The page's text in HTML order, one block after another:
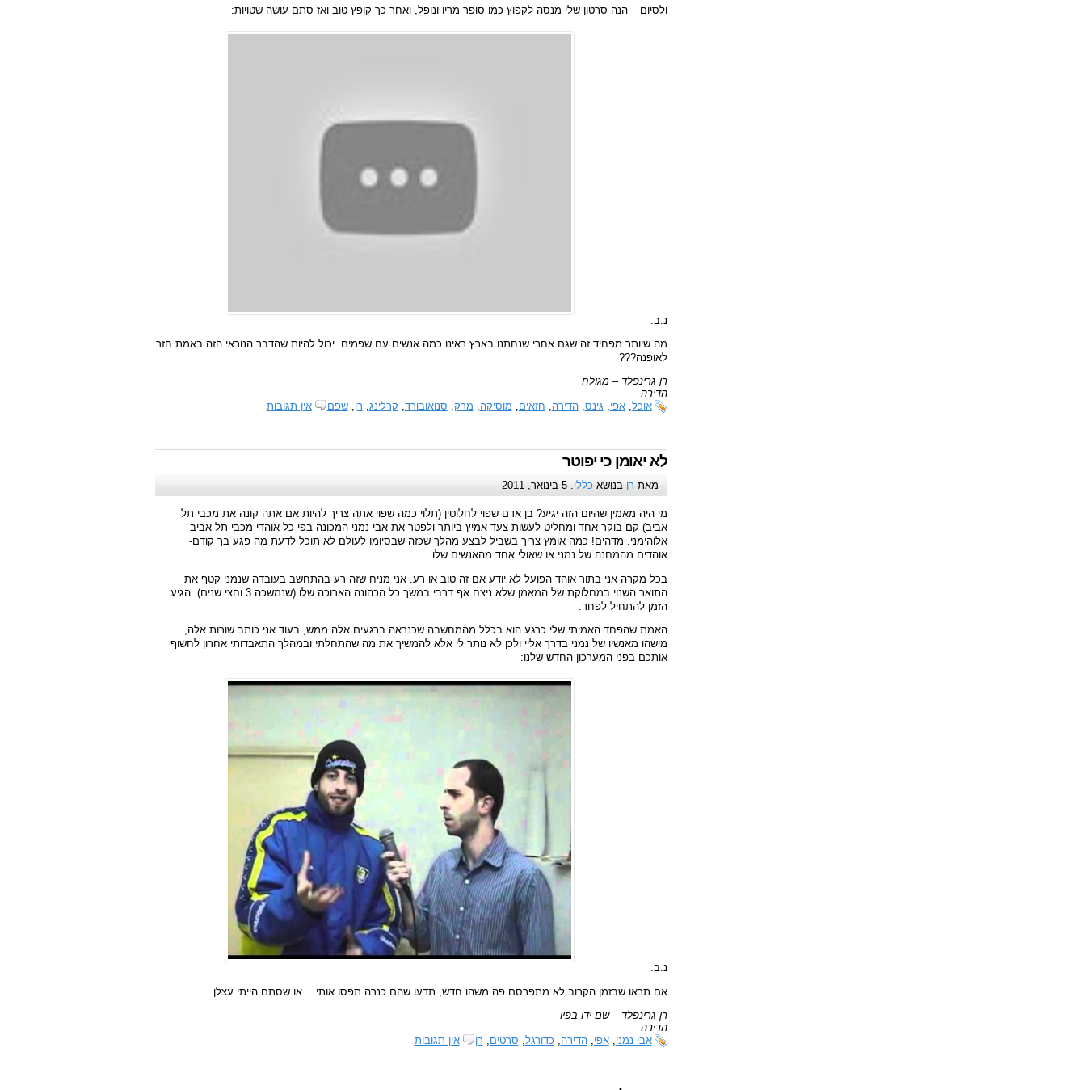
ולסיום – הנה סרטון שלי מנסה לקפוץ כמו סופר-מריו ונופל, ואחר כך קופץ טוב ואז סתם עושה שטויות:
נ.ב.
מה שיותר מפחיד זה שגם אחרי שנחתנו בארץ ראינו כמה אנשים עם שפמים. יכול להיות שהדבר הנוראי הזה באמת חזר
לאופנה???
רן גרינפלד – מגולח
הדירה
אוכל,אפי, גינס,הדירה, חזאים, מוסיקה, מרק, סנואובורד, קרלינג, רן,שפם אין תגובות
לא יאומן כי יפוטר
מאת רן בנושא כללי
מי היה מאמין שהיום הזה יגיע? בן אדם שפוי לחלוטין (תלוי כמה שפוי אתה צריך להיות אם אתה קונה את מכבי תל
אביב) קם בוקר אחד ומחליט לעשות צעד אמיץ ביותר ולפטר את אבי נמני המכונה בפי כל אוהדי מכבי תל אביב
אלוהימני. מדהים! כמה אומץ צריך בשביל לבצע מהלך שכזה שבסיומו לעולם לא תוכל לדעת מה פגע בך קודם-
אוהדים מהמחנה של נמני או שאולי אחד מהאנשים שלו.
בכל מקרה אני בתור אוהד הפועל לא יודע אם זה טוב או רע. אני מניח שזה רע בהתחשב בעובדה שנמני קטף את
התואר השנוי במחלוקת של המאמן שלא ניצח אף דרבי במשך כל הכהונה הארוכה שלו (שנמשכה 3 וחצי שנים). הגיע
הזמן להתחיל לפחד.
האמת שהפחד האמיתי שלי כרגע הוא בכלל מהמחשבה שכנראה ברגעים אלה ממש, בעוד אני כותב שורות אלה,
מישהו מאנשיו של נמני בדרך אליי ולכן לא נותר לי אלא להמשיך את מה שהתחלתי ובמהלך התאבדותי אחרון לחשוף
אותכם בפני המערכון החדש שלנו:
נ.ב.
אם תראו שבזמן הקרוב לא מתפרסם פה משהו חדש, תדעו שהם כנרה תפסו אותי… או שסתם הייתי עצלן.
רן גרינפלד – שם ידו בפיו
הדירה
אבי נמני ,אפי ,הדירה כדורגל סרטים רן אין תגובות